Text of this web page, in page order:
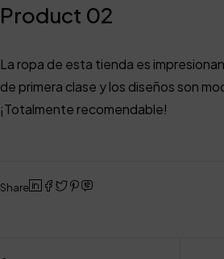
Product 02
La ropa de esta tienda es
de primera clase y los diseños son
¡Totalmente recomendable!
Share